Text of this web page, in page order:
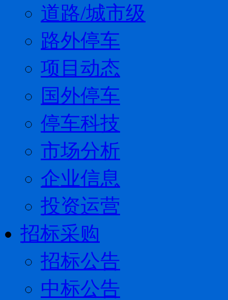
道路/城市级
路外停车
项目动态
国外停车
停车科技
市场分析
企业信息
投资运营
招标采购
招标公告
中标公告